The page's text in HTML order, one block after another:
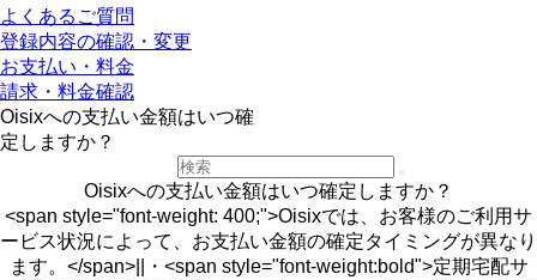
よくあるご質問
登録内容の確認・変更
お支払い・料金
請求・料金確認
Oisixへの支払い金額はいつ確
定しますか？
Oisixへの支払い金額はいつ確定しますか？
<span style="font-weight: 400;">Oisixでは、お客様のご利用サ
ービス状況によって、お支払い金額の確定タイミングが異なり
ます。</span>||・<span style="font-weight:bold">定期宅配サ